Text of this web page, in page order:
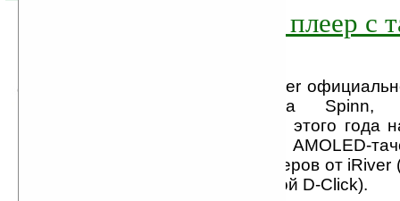
Spinn — новый плеер с
Сегодня компания iRiver
выход медиа-плеера
представлен в начале этого года
2008. Плеер оснащён AMOLED-
очень обычно для плееров от
них снабжены системой D-Click).